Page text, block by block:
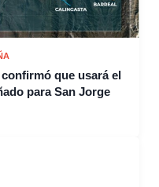
que usará el
para San Jorge